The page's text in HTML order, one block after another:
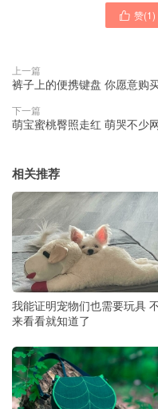
 赞(1)
上一篇
裤子上的便携键盘 你愿意购
下一篇
萌宝蜜桃臀照走红 萌哭不少
相关推荐
我能证明宠物们也需要玩具
来看看就知道了